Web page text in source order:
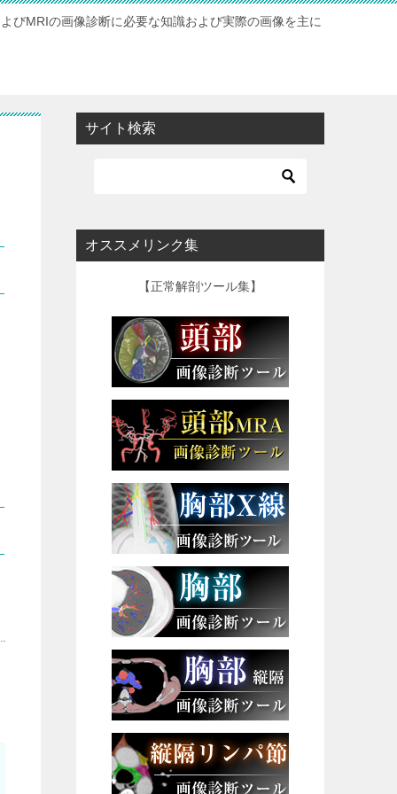
びMRIの画像診断に必要な知識および実際の画像を主に
サイト検索
オススメリンク集
【正常解剖ツール集】